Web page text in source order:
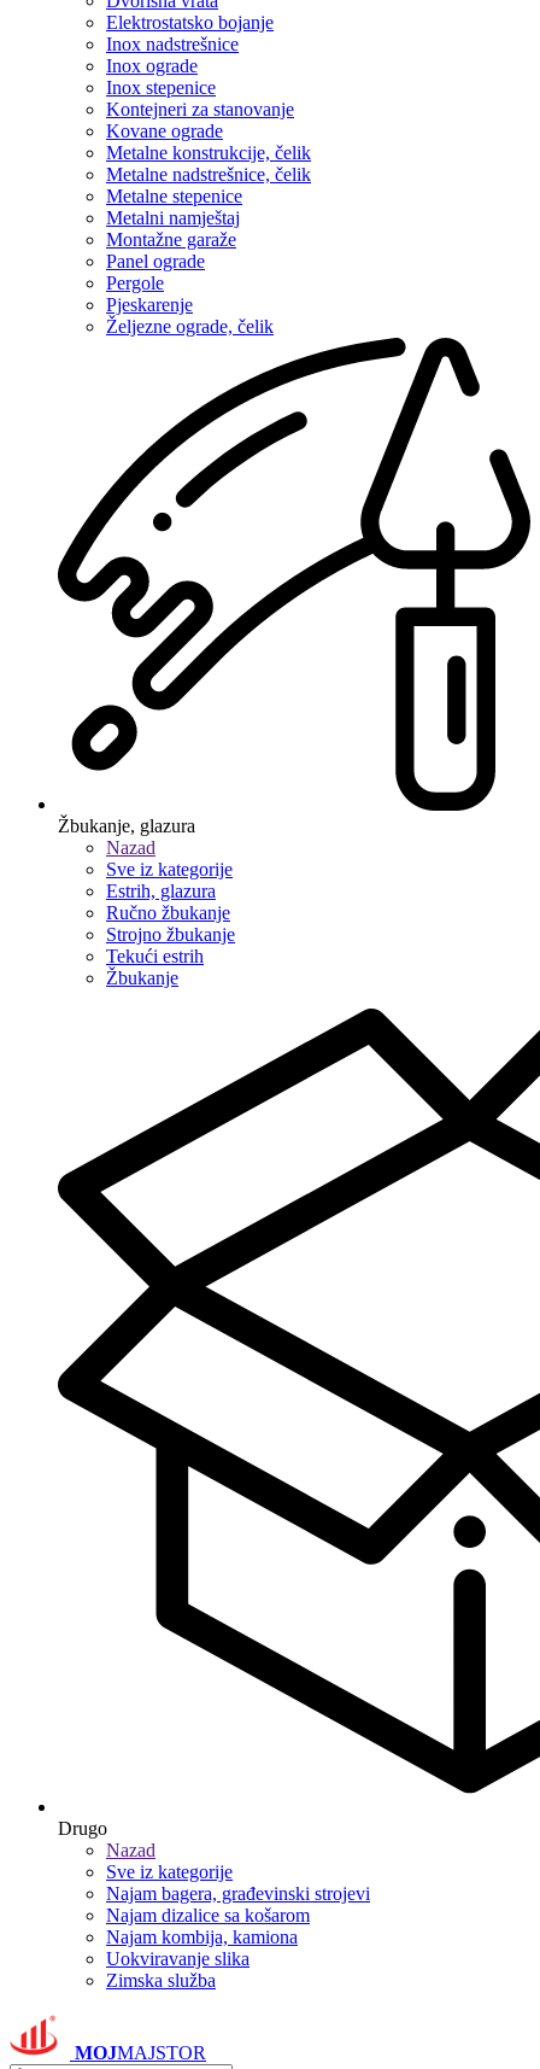
Elektrostatsko bojanje
Inox nadstrešnice
Inox ograde
Inox stepenice
Kontejneri za stanovanje
Kovane ograde
Metalne konstrukcije, čelik
Metalne nadstrešnice, čelik
Metalne stepenice
Metalni namještaj
Montažne garaže
Panel ograde
Pergole
Pjeskarenje
Željezne ograde, čelik
Žbukanje, glazura
Nazad
Sve iz kategorije
Estrih, glazura
Ručno žbukanje
Strojno žbukanje
Tekući estrih
Žbukanje
Drugo
Nazad
Sve iz kategorije
Najam bagera, građevinski strojevi
Najam dizalice sa košarom
Najam kombija, kamiona
Uokviravanje slika
Zimska služba
MOJMAJSTOR